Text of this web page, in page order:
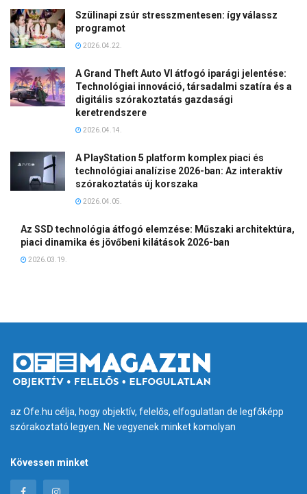
Szülinapi zsúr stresszmentesen: így válassz
programot
2026.04.22.
A Grand Theft Auto VI átfogó iparági jelentése:
Technológiai innováció, társadalmi szatíra és a
digitális szórakoztatás gazdasági
keretrendszere
2026.04.14.
A PlayStation 5 platform komplex piaci és
technológiai analízise 2026-ban: Az interaktív
szórakoztatás új korszaka
2026.04.05.
Az SSD technológia átfogó elemzése: Műszaki architektúra,
piaci dinamika és jövőbeni kilátások 2026-ban
2026.03.19.
az Ofe.hu célja, hogy objektív, felelős, elfogulatlan de legfőképp
szórakoztató legyen. Ne vegyenek minket komolyan
Kövessen minket